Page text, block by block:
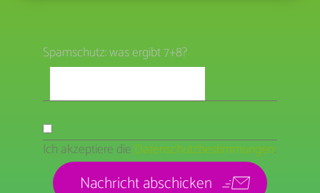
Spamschutz: was ergibt 7+8?
Ich akzeptiere die Datenschutzbestimmungen.